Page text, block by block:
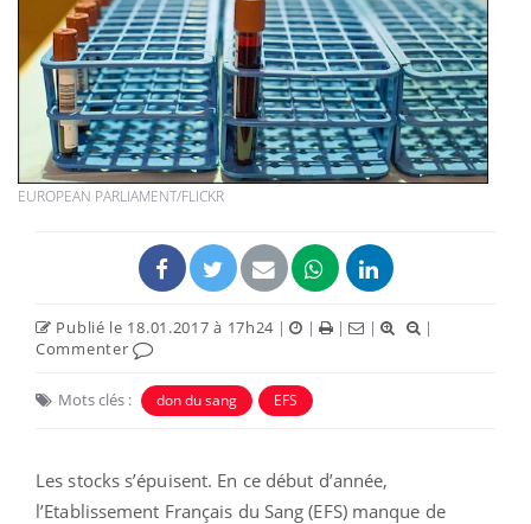
EUROPEAN PARLIAMENT/FLICKR
Publié le 18.01.2017 à 17h24 | | | |
|
Commenter
Mots clés : don du sang EFS
Les stocks s’épuisent. En ce début d’année,
l’Etablissement Français du Sang (EFS) manque de